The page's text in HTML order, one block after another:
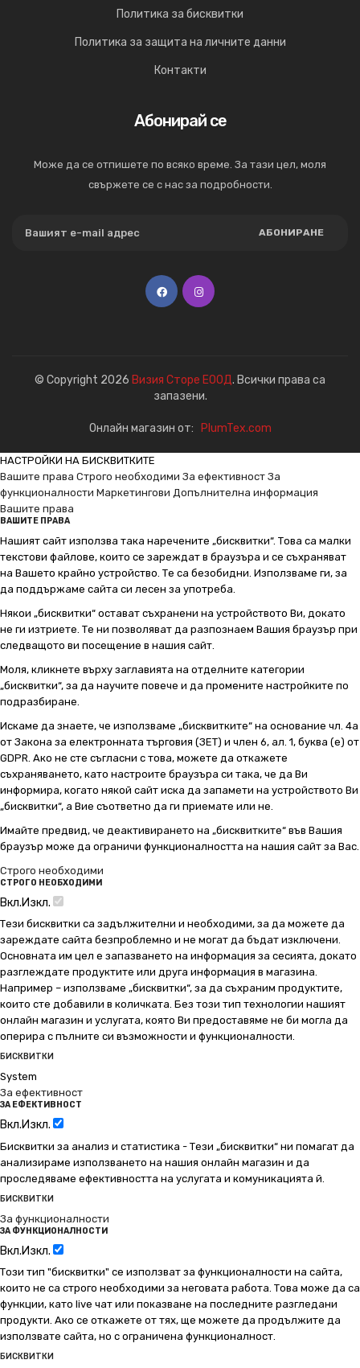
Политика за бисквитки
Политика за защита на личните данни
Контакти
Абонирай се
Може да се отпишете по всяко време. За тази цел, моля
свържете се с нас за подробности.
АБОНИРАНЕ
© Copyright 2026 Визия Сторе ЕООД. Всички права са
запазени.
Онлайн магазин от: PlumTex.com
НАСТРОЙКИ НА БИСКВИТКИТЕ
Вашите права Строго необходими За ефективност За
функционалности Маркетингови Допълнителна информация
Вашите права
ВАШИТЕ ПРАВА
Нашият сайт използва така наречените „бисквитки“. Това са малки
текстови файлове, които се зареждат в браузъра и се съхраняват
на Вашето крайно устройство. Те са безобидни. Използваме ги, за
да поддържаме сайта си лесен за употреба.
Някои „бисквитки“ остават съхранени на устройството Ви, докато
не ги изтриете. Те ни позволяват да разпознаем Вашия браузър при
следващото ви посещение в нашия сайт.
Моля, кликнете върху заглавията на отделните категории
„бисквитки“, за да научите повече и да промените настройките по
подразбиране.
Искаме да знаете, че използваме „бисквитките“ на основание чл. 4а
от Закона за електронната търговия (ЗЕТ) и член 6, ал. 1, буква (е) от
GDPR. Ако не сте съгласни с това, можете да откажете
съхраняването, като настроите браузъра си така, че да Ви
информира, когато някой сайт иска да запамети на устройството Ви
„бисквитки“, а Вие съответно да ги приемате или не.
Имайте предвид, че деактивирането на „бисквитките“ във Вашия
браузър може да ограничи функционалността на нашия сайт за Вас.
Строго необходими
СТРОГО НЕОБХОДИМИ
Вкл.Изкл.
Тези бисквитки са задължителни и необходими, за да можете да
зареждате сайта безпроблемно и не могат да бъдат изключени.
Основната им цел е запазването на информация за сесията, докато
разглеждате продуктите или друга информация в магазина.
Например – използваме „бисквитки“, за да съхраним продуктите,
които сте добавили в количката. Без този тип технологии нашият
онлайн магазин и услугата, която Ви предоставяме не би могла да
оперира с пълните си възможности и функционалности.
БИСКВИТКИ
System
За ефективност
ЗА ЕФЕКТИВНОСТ
Вкл.Изкл.
Бисквитки за анализ и статистика - Тези „бисквитки“ ни помагат да
анализираме използването на нашия онлайн магазин и да
проследяваме ефективността на услугата и комуникацията й.
БИСКВИТКИ
За функционалности
ЗА ФУНКЦИОНАЛНОСТИ
Вкл.Изкл.
Този тип "бисквитки" се използват за функционалности на сайта,
които не са строго необходими за неговата работа. Това може да са
функции, като live чат или показване на последните разгледани
продукти. Ако се откажете от тях, ще можете да продължите да
използвате сайта, но с ограничена функционалност.
БИСКВИТКИ